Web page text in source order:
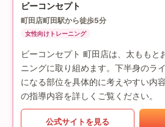
ビーコンセプト
町田店町田駅から徒歩5分
女性向けトレーニング
ビーコンセプト 町田店は、太ももと
ニングに取り組めます。下半身のラ
になる部位を具体的に考えやすい内
の指導内容を詳しくご覧ください。
公式サイトを見る